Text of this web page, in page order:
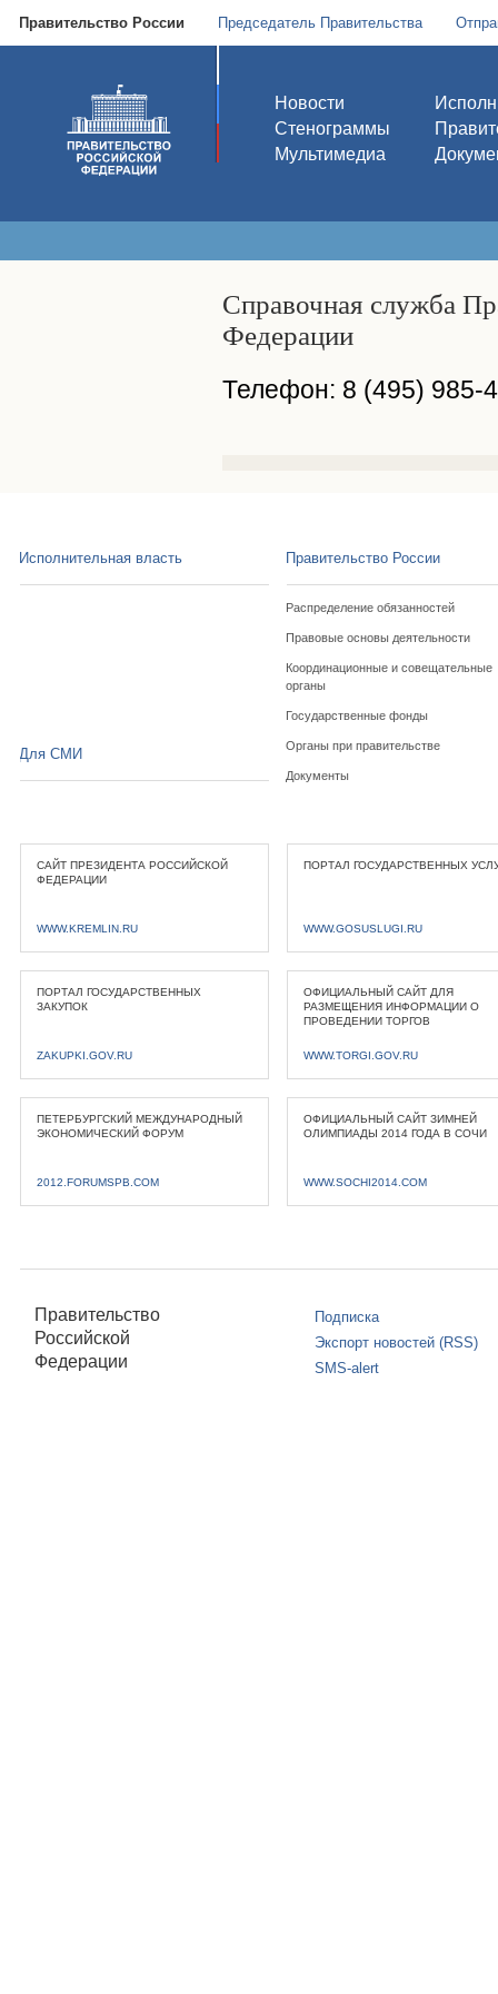
Правительство России Председатель Правительства
Новости
Стенограммы
Мультимедиа
Справочная служба
Федерации
Телефон: 8 (495) 985-
Исполнительная власть Правительство России
Распределение обязанностей
Правовые основы деятельности
Координационные и совещательные
органы
Государственные фонды
Органы при правительстве
Документы
Для СМИ
САЙТ ПРЕЗИДЕНТА РОССИЙСКОЙ
ФЕДЕРАЦИИ
WWW.KREMLIN.RU
ПОРТАЛ ГОСУДАРСТВЕННЫХ
WWW.GOSUSLUGI.RU
ПОРТАЛ ГОСУДАРСТВЕННЫХ
ЗАКУПОК
ZAKUPKI.GOV.RU
ОФИЦИАЛЬНЫЙ САЙТ ДЛЯ
РАЗМЕЩЕНИЯ ИНФОРМАЦИИ О
ПРОВЕДЕНИИ ТОРГОВ
WWW.TORGI.GOV.RU
ПЕТЕРБУРГСКИЙ МЕЖДУНАРОДНЫЙ
ЭКОНОМИЧЕСКИЙ ФОРУМ
2012.FORUMSPB.COM
ОФИЦИАЛЬНЫЙ САЙТ ЗИМНЕЙ
ОЛИМПИАДЫ 2014 ГОДА В СОЧИ
WWW.SOCHI2014.COM
Правительство
Российской
Федерации
Подписка
Экспорт новостей (RSS)
SMS-alert